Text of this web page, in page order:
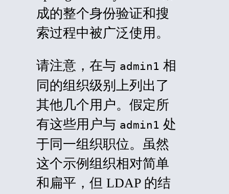
成的整个身份验证和搜
索过程中被广泛使用。
请注意，在与 admin1 相
同的组织级别上列出了
其他几个用户。假定所
有这些用户与 admin1 处
于同一组织职位。虽然
这个示例组织相对简单
和扁平，但 LDAP 的结